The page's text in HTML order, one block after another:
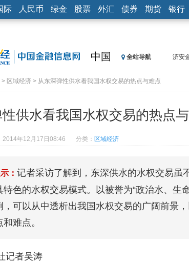
际 人民币 绿金 股票 外汇 债券 期货 银行
中国 全站导航
济安
济安
【新
央
恒生
> 区域经济 > 从东深弹性供水看我国水权交易的热点与难点
供水看我国水权交易的热点
2014年12月17日08:46 分类： 区域经济
： 记者采访了解到，东深供水的水权交易虽
特色的水权交易模式。以被誉为“政治水、生
，可以从中透析出我国水权交易的广阔前景
难点。
记者吴涛